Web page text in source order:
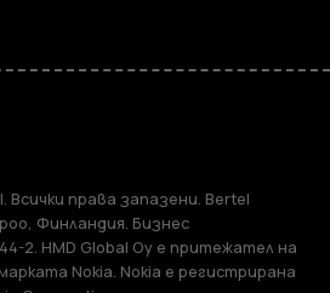
Всички права запазени. Bertel
Финландия. Бизнес
2. HMD Global Oy е притежател на
Nokia. Nokia е регистрирана